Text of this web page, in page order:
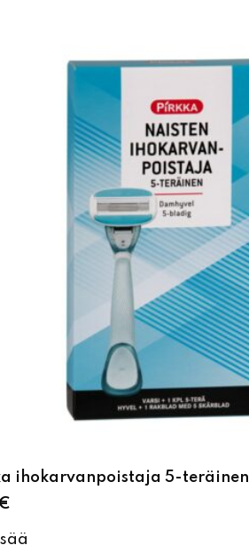
ihokarvanpoistaja 5-teräinen